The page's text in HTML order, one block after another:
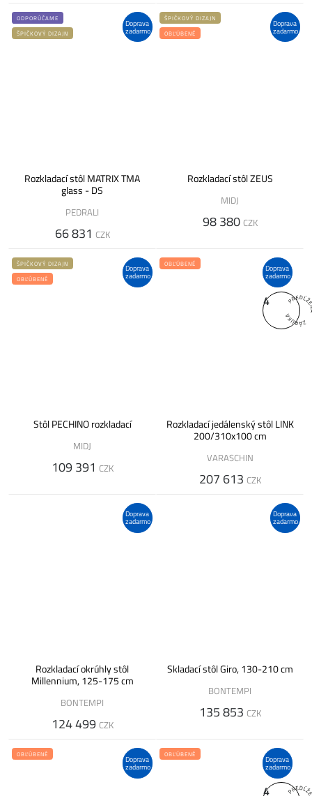
Doprava
zadarmo
ODPORÚČAME
ŠPIČKOVÝ DIZAJN
Rozkladací stôl MATRIX TMA
glass - DS
PEDRALI
66 831 CZK
Doprava
zadarmo
ŠPIČKOVÝ DIZAJN
OBĽÚBENÉ
Rozkladací stôl ZEUS
MIDJ
98 380 CZK
Doprava
zadarmo
ŠPIČKOVÝ DIZAJN
OBĽÚBENÉ
Stôl PECHINO rozkladací
MIDJ
109 391 CZK
Doprava
zadarmo
4
OBĽÚBENÉ
Rozkladací jedálenský stôl LINK
200/310x100 cm
VARASCHIN
207 613 CZK
Doprava
zadarmo
Rozkladací okrúhly stôl
Millennium, 125-175 cm
BONTEMPI
124 499 CZK
Doprava
zadarmo
Skladací stôl Giro, 130-210 cm
BONTEMPI
135 853 CZK
Doprava
zadarmo
OBĽÚBENÉ Doprava
zadarmo
4
OBĽÚBENÉ